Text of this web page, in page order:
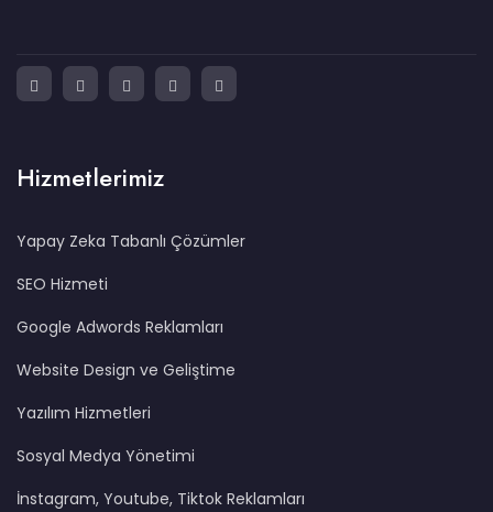
Hizmetlerimiz
Yapay Zeka Tabanlı Çözümler
SEO Hizmeti
Google Adwords Reklamları
Website Design ve Geliştime
Yazılım Hizmetleri
Sosyal Medya Yönetimi
İnstagram, Youtube, Tiktok Reklamları